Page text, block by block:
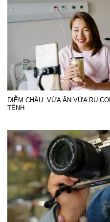
DIỄM CHÂU: VỪA ĂN VỪA RU
TÊNH